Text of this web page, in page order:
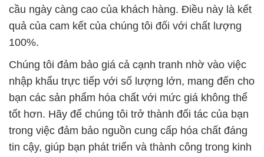
cầu ngày càng cao của khách hàng. Điều này là kết
quả của cam kết của chúng tôi đối với chất lượng
100%.
Chúng tôi đảm bảo giá cả cạnh tranh nhờ vào việc
nhập khẩu trực tiếp với số lượng lớn, mang đến cho
bạn các sản phẩm hóa chất với mức giá không thể
tốt hơn. Hãy để chúng tôi trở thành đối tác của bạn
trong việc đảm bảo nguồn cung cấp hóa chất đáng
tin cậy, giúp bạn phát triển và thành công trong kinh